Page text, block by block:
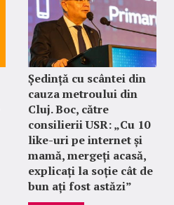
Ședință cu scântei din
cauza metroului din
Cluj. Boc, către
consilierii USR: „Cu 10
like-uri pe internet și
mamă, mergeți acasă,
explicați la soție cât de
bun ați fost astăzi”